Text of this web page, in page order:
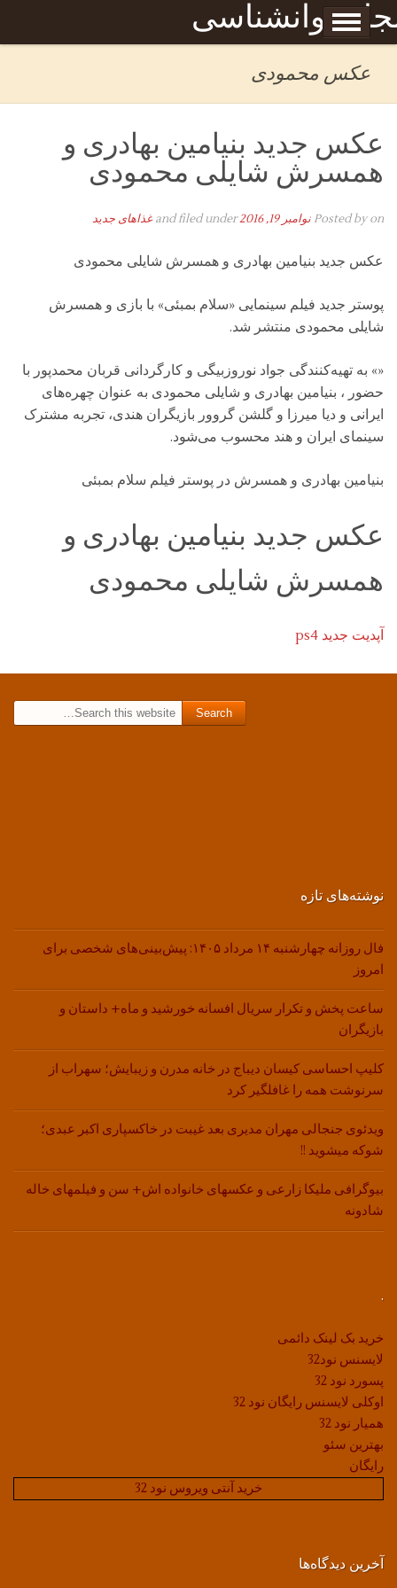
روانشناسی
Skip to content
برگه نمونه
عکس محمودی
عکس جدید بنیامین بهادری و
همسرش شایلی محمودی
Posted byon نوامبر 19, 2016 and filed under غذاهای جدید
عکس جدید بنیامین بهادری و همسرش شایلی محمودی
پوستر جدید فیلم سینمایی «سلام بمبئی» با بازی و همسرش
شایلی محمودی منتشر شد.
«» به تهیه‌کنندگی جواد نوروزبیگی و کارگردانی قربان محمدپور با
حضور ، بنیامین بهادری و شایلی محمودی به عنوان چهره‌های
ایرانی و دیا میرزا و گلشن گروور بازیگران هندی، تجربه مشترک
سینمای ایران و هند محسوب می‌شود.
بنیامین بهادری و همسرش در پوستر فیلم سلام بمبئی
عکس جدید بنیامین بهادری و
همسرش شایلی محمودی
آپدیت جدید ps4
نوشته‌های تازه
فال روزانه چهارشنبه ۱۴ مرداد ۱۴۰۵: پیش‌بینی‌های شخصی برای
امروز
ساعت پخش و تکرار سریال افسانه خورشید و ماه+ داستان و
بازیگران
کلیپ احساسی کیسان دیباج در خانه مدرن و زیبایش؛ سهراب از
سرنوشت همه را غافلگیر کرد
ویدئوی جنجالی مهران مدیری بعد غیبت در خاکسپاری اکبر عبدی؛
شوکه میشوید !!
بیوگرافی ملیکا زارعی و عکسهای خانواده اش+ سن و فیلمهای خاله
شادونه
.
خرید بک لینک دائمی
لایسنس نود32
پسورد نود 32
اوکلی لایسنس رایگان نود 32
همیار نود 32
بهترین سئو
رایگان
خرید آنتی ویروس نود 32
آخرین دیدگاه‌ها